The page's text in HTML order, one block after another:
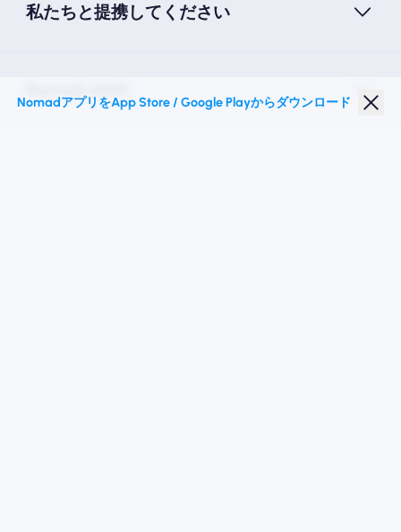
私たちと提携してください
NomadアプリをApp Store / Google Playからダウンロード